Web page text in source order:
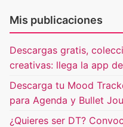
Mis publicaciones
Descargas gratis,
creativas: llega la app
Descarga tu Mood
para Agenda y Bullet
¿Quieres ser DT?